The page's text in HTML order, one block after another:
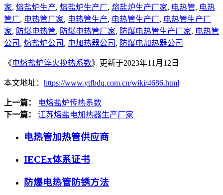
家, 熔盐炉生产, 熔盐炉生产厂, 熔盐炉生产厂家, 电热管, 电热
管厂, 电热管厂家, 电热管生产, 电热管生产厂, 电热管生产厂
家, 防爆电热管, 防爆电热管厂家, 防爆电热管生产厂家, 电热管
公司 , 熔盐炉公司 , 电加热器公司 , 防爆电加热器公司
《电熔盐炉淬火换热系数》更新于2023年11月12日
本文地址： https://www.ytfbdq.com.cn/wiki/4686.html
上一篇：
电熔盐炉传热系数
下一篇：
江苏熔盐电加热器生产厂家
电热管加热管供应商
IECEx体系证书
防爆电热管防锈方法